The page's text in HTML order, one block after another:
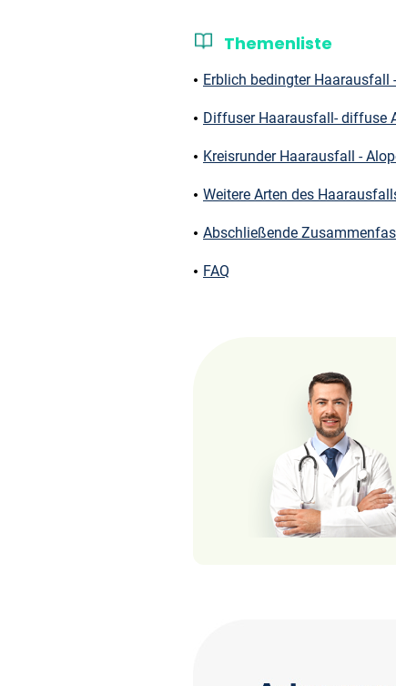
Themenliste
Erblich bedingter Haarausfall
Diffuser Haarausfall- diffuse
Kreisrunder Haarausfall -
Weitere Arten des
Abschließende
FAQ